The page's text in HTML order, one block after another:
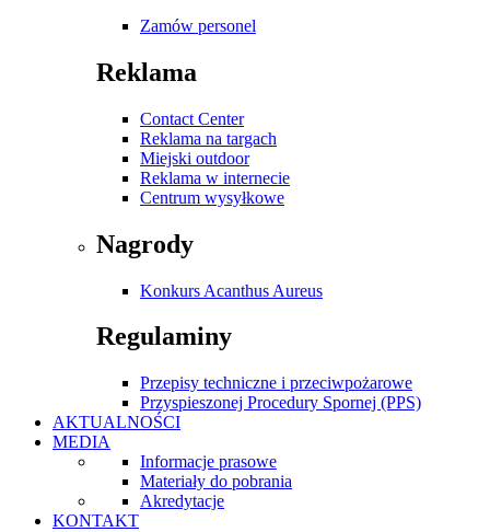
Zamów personel
Reklama
Contact Center
Reklama na targach
Miejski outdoor
Reklama w internecie
Centrum wysyłkowe
Nagrody
Konkurs Acanthus Aureus
Regulaminy
Przepisy techniczne i przeciwpożarowe
Przyspieszonej Procedury Spornej (PPS)
AKTUALNOŚCI
MEDIA
Informacje prasowe
Materiały do pobrania
Akredytacje
KONTAKT